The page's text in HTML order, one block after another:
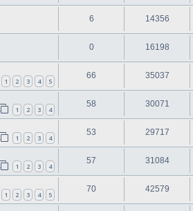
6 14356
0 16198
1 2 3 4 5
66 35037
1 2 3 4
58 30071
1 2 3 4
53 29717
1 2 3 4
57 31084
1 2 3 4 5
70 42579